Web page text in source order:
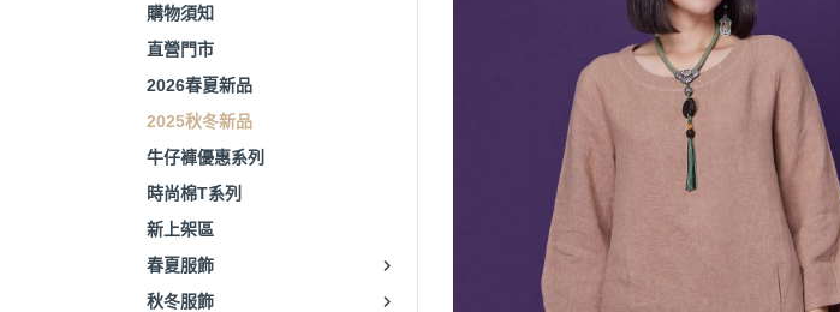
購物須知
直營門市
2026春夏新品
2025秋冬新品
牛仔褲優惠系列
時尚棉T系列
新上架區
春夏服飾
秋冬服飾